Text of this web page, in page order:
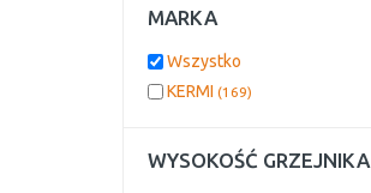
MARKA
Wszystko
KERMI (169)
WYSOKOŚĆ GRZEJNIKA